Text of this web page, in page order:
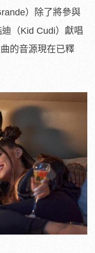
）除了將參與
（Kid Cudi）獻唱
的音源現在已釋